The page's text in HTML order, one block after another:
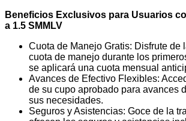
Beneficios Exclusivos para Usuarios
a 1.5 SMMLV
Cuota de Manejo Gratis: Disfrute de
cuota de manejo durante los
se aplicará una cuota mensual
Avances de Efectivo Flexibles:
de su cupo aprobado para avances
sus necesidades.
Seguros y Asistencias: Goce de la